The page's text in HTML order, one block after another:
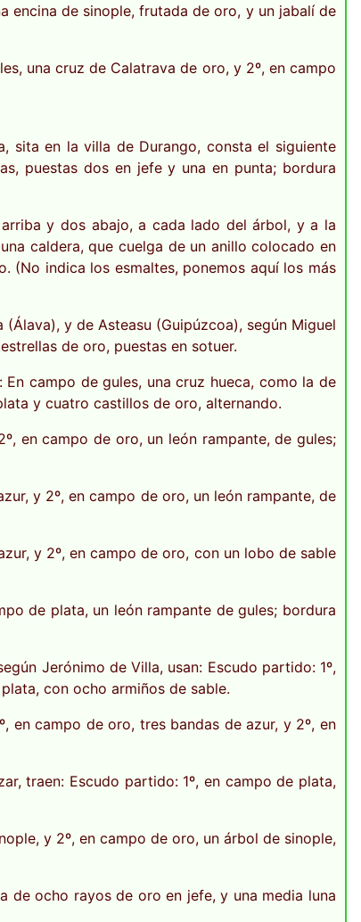
encina de sinople, frutada de oro, y un jabalí de
una cruz de Calatrava de oro, y 2º, en campo
sita en la villa de Durango, consta el siguiente
puestas dos en jefe y una en punta; bordura
y dos abajo, a cada lado del árbol, y a la
caldera, que cuelga de un anillo colocado en
(No indica los esmaltes, ponemos aquí los más
y de Asteasu (Guipúzcoa), según Miguel
de oro, puestas en sotuer.
campo de gules, una cruz hueca, como la de
y cuatro castillos de oro, alternando.
en campo de oro, un león rampante, de gules;
y 2º, en campo de oro, un león rampante, de
y 2º, en campo de oro, con un lobo de sable
de plata, un león rampante de gules; bordura
Jerónimo de Villa, usan: Escudo partido: 1º,
con ocho armiños de sable.
en campo de oro, tres bandas de azur, y 2º, en
traen: Escudo partido: 1º, en campo de plata,
y 2º, en campo de oro, un árbol de sinople,
de ocho rayos de oro en jefe, y una media luna